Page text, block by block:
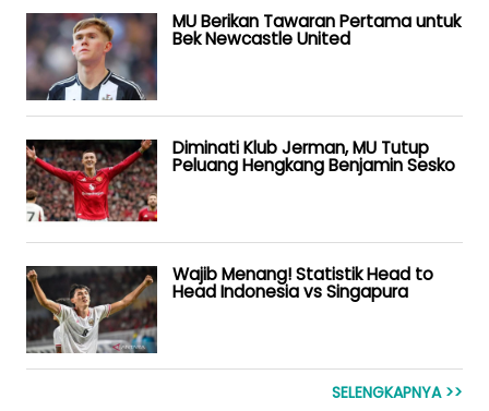
MU Berikan Tawaran Pertama untuk
Bek Newcastle United
Diminati Klub Jerman, MU Tutup
Peluang Hengkang Benjamin Sesko
Wajib Menang! Statistik Head to
Head Indonesia vs Singapura
SELENGKAPNYA >>